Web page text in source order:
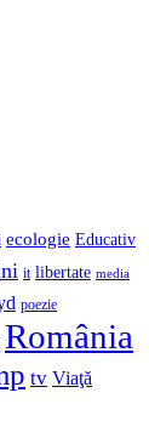
ecologie Educativ
it libertate media
poezie
România
tv Viaţă